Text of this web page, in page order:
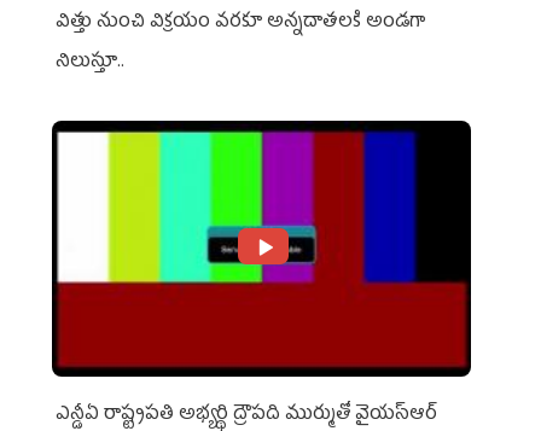
విత్తు నుంచి విక్రయం వరకూ అన్నదాతలకి అండగా
నిలుస్తూ..
ఎన్డీఏ రాష్ట్ర‌ప‌తి అభ్య‌ర్థి ద్రౌప‌ది ముర్ముతో వైయ‌స్ఆర్